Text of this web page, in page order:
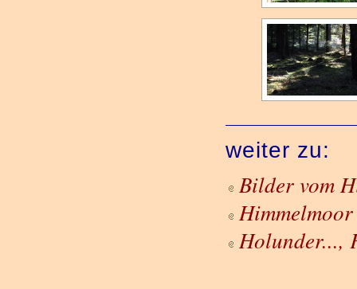
weiter zu:
Bilder vom
Himmelmoor
Holunder...,